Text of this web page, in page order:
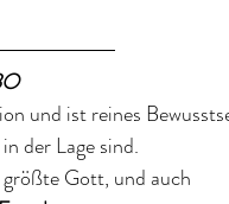
und ist reines
der Lage sind.
Gott, und auch